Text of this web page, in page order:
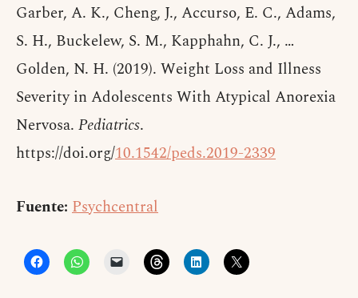
Garber, A. K., Cheng, J., Accurso, E. C., Adams,
S. H., Buckelew, S. M., Kapphahn, C. J., …
Golden, N. H. (2019). Weight Loss and Illness
Severity in Adolescents With Atypical Anorexia
Nervosa. Pediatrics.
https://doi.org/10.1542/peds.2019-2339
Fuente: Psychcentral